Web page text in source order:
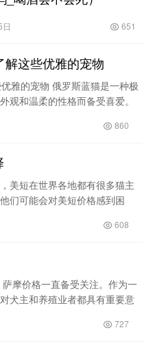
651
这些优雅的宠物
雅的宠物 俄罗斯蓝猫是一种极
观和温柔的性格而备受喜爱。
860
美短在世界各地都有很多猫主
们可能会对美短价格感到困
608
摩价格一直备受关注。作为一
犬主和养殖业者都具有重要意
727